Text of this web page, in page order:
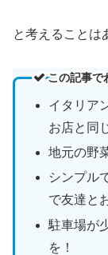
と考えることは
この記事で
イタリア
お店と同
地元の野
シンプル
で友達と
駐車場が
を！